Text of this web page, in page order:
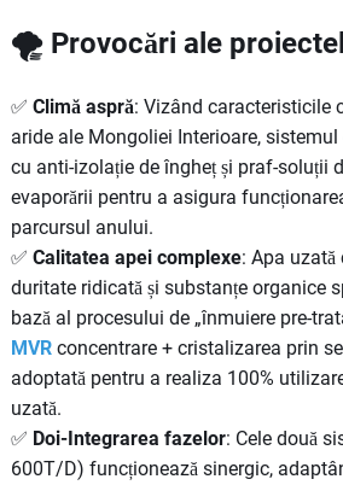
🌪️ Provocări ale
✅ Climă aspră: Vizând caracteristicile
aride ale Mongoliei Interioare,
cu anti-izolație de îngheț și praf-soluții
evaporării pentru a asigura
parcursul anului.
✅ Calitatea apei complexe: Apa uzată
duritate ridicată și substanțe organice
bază al procesului de „înmuiere pre-
MVRconcentrare + cristalizarea prin
adoptată pentru a realiza 100%
uzată.
✅ Doi-Integrarea fazelor: Cele două
600T/D) funcționează sinergic,